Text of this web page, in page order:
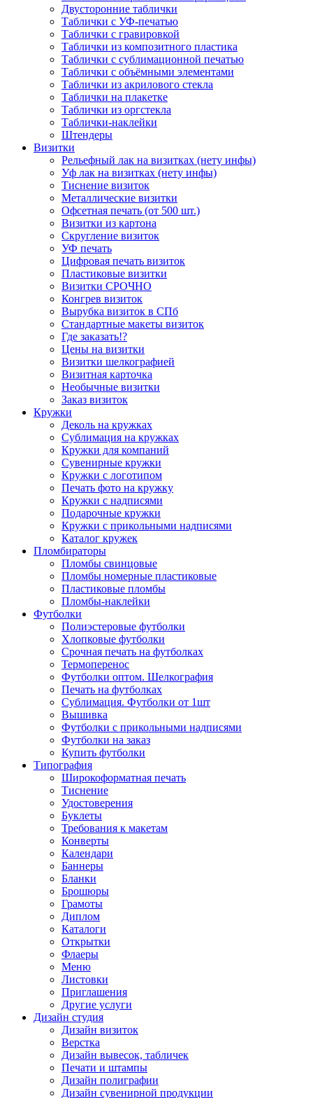
Двусторонние таблички
Таблички с УФ-печатью
Таблички с гравировкой
Таблички из композитного пластика
Таблички с сублимационной печатью
Таблички с объёмными элементами
Таблички из акрилового стекла
Таблички на плакетке
Таблички из оргстекла
Таблички-наклейки
Штендеры
Визитки
Рельефный лак на визитках (нету инфы)
Уф лак на визитках (нету инфы)
Тиснение визиток
Металлические визитки
Офсетная печать (от 500 шт.)
Визитки из картона
Скругление визиток
УФ печать
Цифровая печать визиток
Пластиковые визитки
Визитки СРОЧНО
Конгрев визиток
Вырубка визиток в СПб
Стандартные макеты визиток
Где заказать!?
Цены на визитки
Визитки шелкографией
Визитная карточка
Необычные визитки
Заказ визиток
Кружки
Деколь на кружках
Сублимация на кружках
Кружки для компаний
Сувенирные кружки
Кружки с логотипом
Печать фото на кружку
Кружки с надписями
Подарочные кружки
Кружки с прикольными надписями
Каталог кружек
Пломбираторы
Пломбы свинцовые
Пломбы номерные пластиковые
Пластиковые пломбы
Пломбы-наклейки
Футболки
Полиэстеровые футболки
Хлопковые футболки
Срочная печать на футболках
Термоперенос
Футболки оптом. Шелкография
Печать на футболках
Сублимация. Футболки от 1шт
Вышивка
Футболки с прикольными надписями
Футболки на заказ
Купить футболки
Типография
Широкоформатная печать
Тиснение
Удостоверения
Буклеты
Требования к макетам
Конверты
Календари
Баннеры
Бланки
Брошюры
Грамоты
Диплом
Каталоги
Открытки
Флаеры
Меню
Листовки
Приглашения
Другие услуги
Дизайн студия
Дизайн визиток
Верстка
Дизайн вывесок, табличек
Печати и штампы
Дизайн полиграфии
Дизайн сувенирной продукции